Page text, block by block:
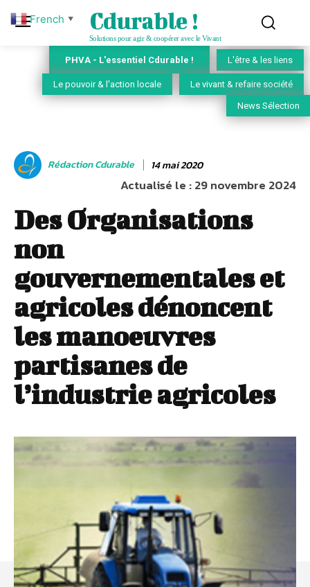
Cdurable !
Solutions pour agir & coopérer avec le Vivant
PHVA - L'essentiel Cdurable ! L'être & les liens
Le pouvoir & l'action locale Le vivant & refaire société
News Sélection
Rédaction Cdurable 14 mai 2020
Actualisé le :29 novembre 2024
Des Organisations
non
gouvernementales et
agricoles dénoncent
les manoeuvres
partisanes de
l’industrie agricoles
French ▼